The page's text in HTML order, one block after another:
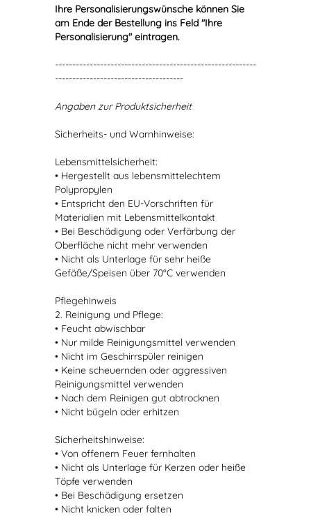
Ihre Personalisierungswünsche können Sie
am Ende der Bestellung ins Feld "Ihre
Personalisierung" eintragen.
----------------------------------------------------------
-------------------------------------
Angaben zur Produktsicherheit
Sicherheits- und Warnhinweise:
Lebensmittelsicherheit:
• Hergestellt aus lebensmittelechtem
Polypropylen
• Entspricht den EU-Vorschriften für
Materialien mit Lebensmittelkontakt
• Bei Beschädigung oder Verfärbung der
Oberfläche nicht mehr verwenden
• Nicht als Unterlage für sehr heiße
Gefäße/Speisen über 70°C verwenden
Pflegehinweis
2. Reinigung und Pflege:
• Feucht abwischbar
• Nur milde Reinigungsmittel verwenden
• Nicht im Geschirrspüler reinigen
• Keine scheuernden oder aggressiven
Reinigungsmittel verwenden
• Nach dem Reinigen gut abtrocknen
• Nicht bügeln oder erhitzen
Sicherheitshinweise:
• Von offenem Feuer fernhalten
• Nicht als Unterlage für Kerzen oder heiße
Töpfe verwenden
• Bei Beschädigung ersetzen
• Nicht knicken oder falten